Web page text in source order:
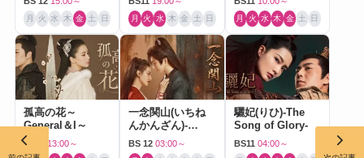
月 火 水 木 金 土 日 月 火 水 木 金 土 日 月 火 水 木 金 土 日
孤高の花～
General＆I～
BS11 13:00～
一念関山(いちね
んかんざん)-
Journey to Love-
BS 12 03:00～
驪妃(りひ)-The
Song of Glory-
BS11 04:00～